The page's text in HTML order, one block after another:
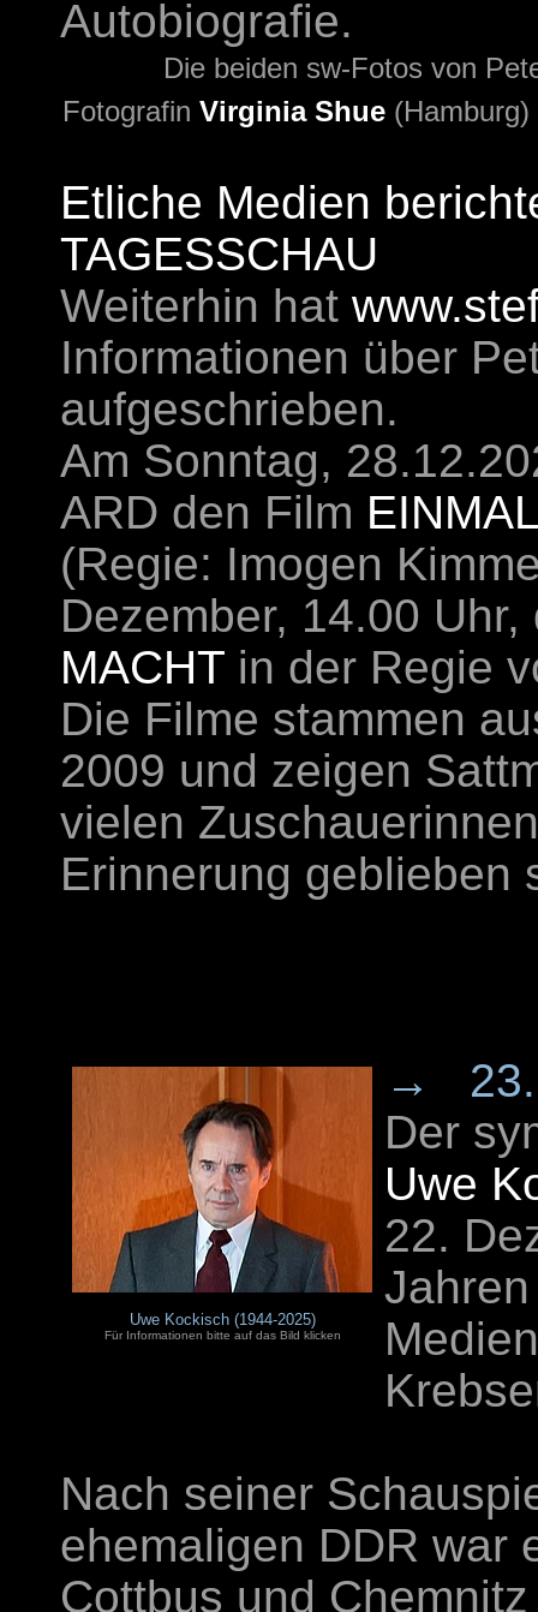
Autobiografie.
Die beiden sw-Fotos von
Fotografin Virginia Shue
Etliche Medien
TAGESSCHAU
Weiterhin hat
Informationen über
aufgeschrieben.
Am Sonntag,
ARD den Film
(Regie: Imogen
Dezember, 14.00
MACHT in der Regie
Die Filme stammen
2009 und zeigen
vielen
Erinnerung geblieben
Uwe Kockisch (1944-2025)
Für Informationen bitte auf das Bild klicken
→
Der
Uwe
22.
Nach seiner
ehemaligen DDR war
Cottbus und